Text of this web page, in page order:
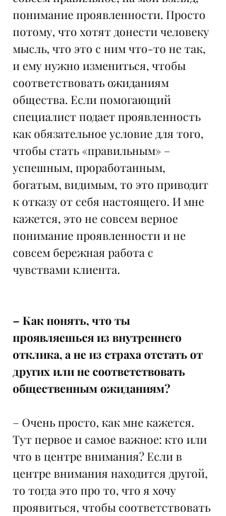
понимание проявленности. Просто
потому, что хотят донести человеку
мысль, что это с ним что-то не так,
и ему нужно измениться, чтобы
соответствовать ожиданиям
общества. Если помогающий
специалист подает проявленность
как обязательное условие для того,
чтобы стать «правильным» –
успешным, проработанным,
богатым, видимым, то это приводит
к отказу от себя настоящего. И мне
кажется, это не совсем верное
понимание проявленности и не
совсем бережная работа с
чувствами клиента.
– Как понять, что ты
проявляешься из внутреннего
отклика, а не из страха отстать от
других или не соответствовать
общественным ожиданиям?
– Очень просто, как мне кажется.
Тут первое и самое важное: кто или
что в центре внимания? Если в
центре внимания находится другой,
то тогда это про то, что я хочу
проявиться, чтобы соответствовать